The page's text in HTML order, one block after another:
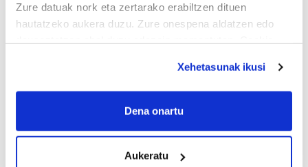
Zure datuak nork eta zertarako erabiltzen dituen
hautatzeko aukera duzu. Zure onespena aldatzen edo
If you allow, we would also like to:
Collect information about your geographical
Identify your device by actively scanning it for
Xehetasunak ikusi
Dena onartu
Aukeratu
MEMORIA HISTORIKOA
«Gai tabua izan da etxe gehienetan, jendeak
azkeneko momentuan hitz egin du»